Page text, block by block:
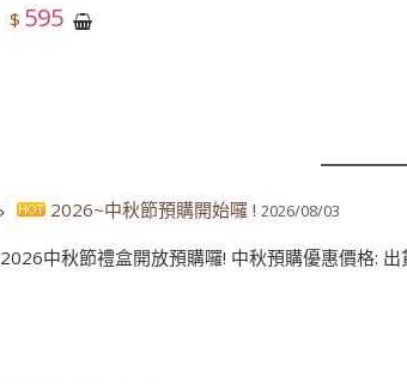
$ 595
2026~中秋節預購開始囉 ! 2026/08/03
2026中秋節禮盒開放預購囉! 中秋預購優惠價格: